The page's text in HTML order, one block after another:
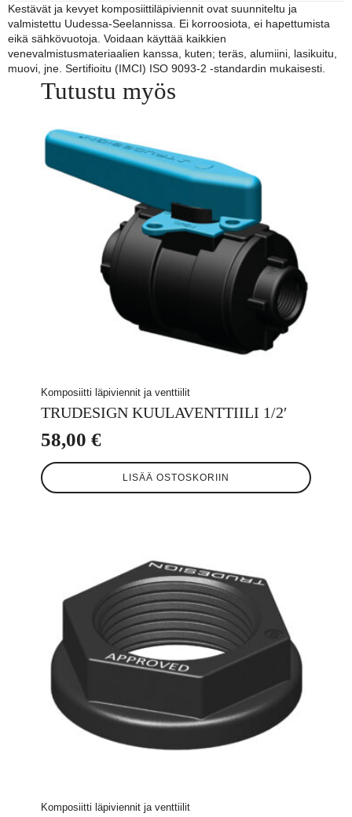
Kestävät ja kevyet komposiittiläpiviennit ovat suunniteltu ja
valmistettu Uudessa-Seelannissa. Ei korroosiota, ei hapettumista
eikä sähkövuotoja. Voidaan käyttää kaikkien
venevalmistusmateriaalien kanssa, kuten; teräs, alumiini, lasikuitu,
muovi, jne. Sertifioitu (IMCI) ISO 9093-2 -standardin mukaisesti.
Tutustu myös
Komposiitti läpiviennit ja venttiilit
TRUDESIGN KUULAVENTTIILI 1/2′
58,00 €
LISÄÄ OSTOSKORIIN
Komposiitti läpiviennit ja venttiilit